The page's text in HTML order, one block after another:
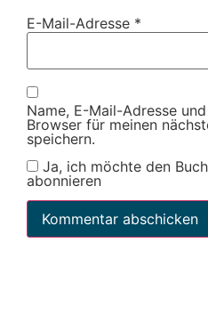
E-Mail-Adresse *
Name, E-Mail-Adresse
Browser für meinen
speichern.
Ja, ich möchte den
abonnieren